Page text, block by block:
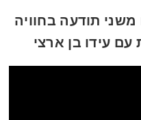
משני תודעה בחוויה
עם עידו בן ארצי